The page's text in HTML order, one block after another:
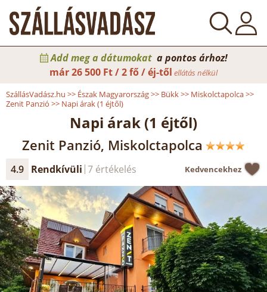
Add meg a dátumokat a pontos árhoz!
már26 500 Ft / 2 fő / éj-től ellátás nélkül
SzállásVadász.hu >> Észak Magyarország>> Bükk>> Miskolctapolca>>
Zenit Panzió >> Napi árak (1 éjtől)
Napi árak (1 éjtől)
Zenit Panzió, Miskolctapolca
4.9 Rendkívüli 7 értékelés Kedvencekhez